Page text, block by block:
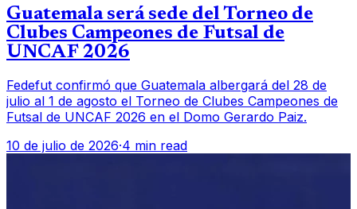
Guatemala será sede del Torneo de
Clubes Campeones de Futsal de
UNCAF 2026
Fedefut confirmó que Guatemala albergará del 28 de
julio al 1 de agosto el Torneo de Clubes Campeones de
Futsal de UNCAF 2026 en el Domo Gerardo Paiz.
10 de julio de 2026·4 min read